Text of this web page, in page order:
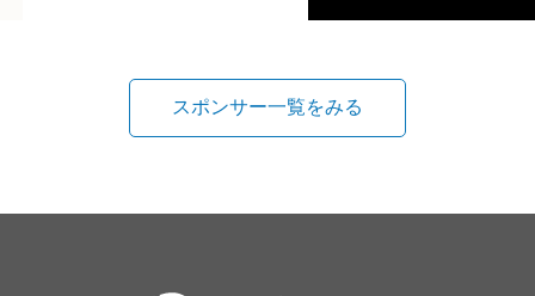
スポンサー一覧をみる